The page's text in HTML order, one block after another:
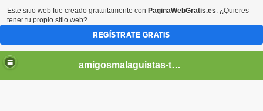
amigosmalaguistas-temporadas
Este sitio web fue creado gratuitamente con PaginaWebGratis.es. ¿Quieres
tener tu propio sitio web?
REGÍSTRATE GRATIS